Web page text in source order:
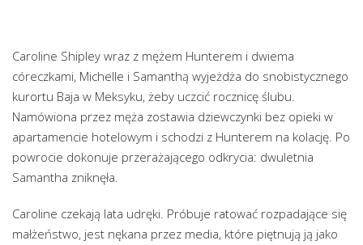
Caroline Shipley wraz z mężem Hunterem i dwiema
córeczkami, Michelle i Samanthą wyjeżdża do snobistycznego
kurortu Baja w Meksyku, żeby uczcić rocznicę ślubu.
Namówiona przez męża zostawia dziewczynki bez opieki w
apartamencie hotelowym i schodzi z Hunterem na kolację. Po
powrocie dokonuje przerażającego odkrycia: dwuletnia
Samantha zniknęła.
Caroline czekają lata udręki. Próbuje ratować rozpadające się
małżeństwo, jest nękana przez media, które piętnują ją jako